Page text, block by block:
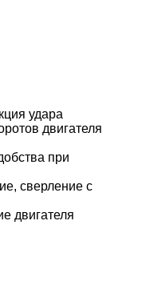
удара
двигателя
при
сверление с
двигателя